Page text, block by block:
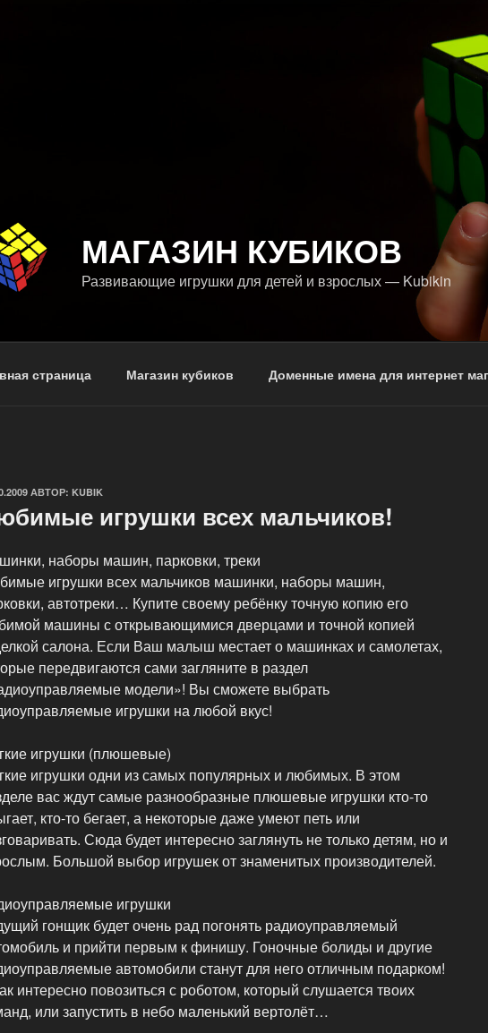
МАГАЗИН КУБИКОВ
Развивающие игрушки для детей и взрослых — Kubikin
страница Магазин кубиков Доменные имена для интернет
АВТОР: KUBIK
игрушки всех мальчиков!
наборы машин, парковки, треки
игрушки всех мальчиков машинки, наборы машин,
автотреки… Купите своему ребёнку точную копию его
машины с открывающимися дверцами и точной копией
салона. Если Ваш малыш местает о машинках и самолетах,
передвигаются сами загляните в раздел
модели»! Вы сможете выбрать
игрушки на любой вкус!
игрушки (плюшевые)
игрушки одни из самых популярных и любимых. В этом
вас ждут самые разнообразные плюшевые игрушки кто-то
кто-то бегает, а некоторые даже умеют петь или
Сюда будет интересно заглянуть не только детям, но и
Большой выбор игрушек от знаменитых производителей.
игрушки
гонщик будет очень рад погонять радиоуправляемый
и прийти первым к финишу. Гоночные болиды и другие
автомобили станут для него отличным подарком!
интересно повозиться с роботом, который слушается твоих
или запустить в небо маленький вертолёт…